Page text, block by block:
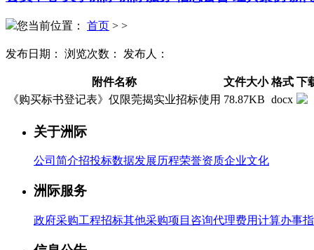
您当前位置： 首页 > >
发布日期： 浏览次数： 发布人：
附件名称 文件大小 格式 下
《购买标书登记表》仅限莞揭实业招标使用 78.87KB docx
关于洲际
公司简介招投标数据发展历程荣誉资质企业文化
洲际服务
政府采购工程招标其他采购项目咨询代理费用计算办事